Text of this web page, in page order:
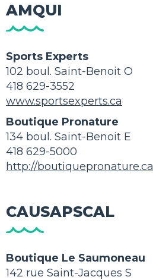
AMQUI
Sports Experts
102 boul. Saint-Benoit O
418 629-3552
www.sportsexperts.ca
Boutique Pronature
134 boul. Saint-Benoit E
418 629-5000
http://boutiquepronature.ca
CAUSAPSCAL
Boutique Le Saumoneau
142 rue Saint-Jacques S